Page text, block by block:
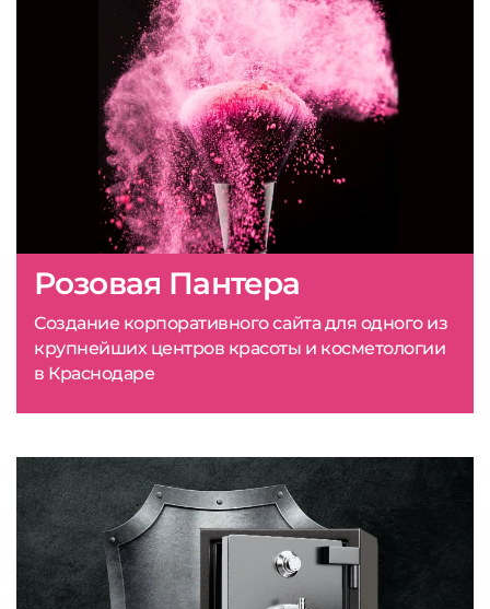
Розовая Пантера
Создание корпоративного сайта для одного из
крупнейших центров красоты и косметологии
в Краснодаре